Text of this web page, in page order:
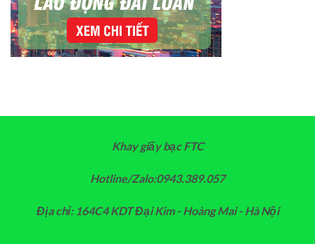
Khay giấy bạc FTC
Hotline/Zalo:0943.389.057
Địa chỉ: 164C4 KDT Đại Kim - Hoàng Mai - Hà Nội